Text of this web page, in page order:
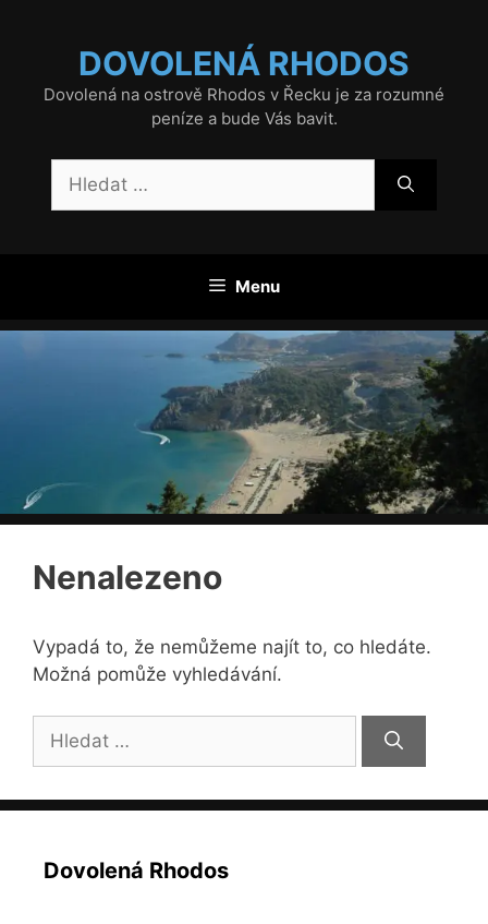
DOVOLENÁ RHODOS
Dovolená na ostrově Rhodos v Řecku je za rozumné
peníze a bude Vás bavit.
Menu
Nenalezeno
Vypadá to, že nemůžeme najít to, co hledáte.
Možná pomůže vyhledávání.
Hledat:
Dovolená Rhodos